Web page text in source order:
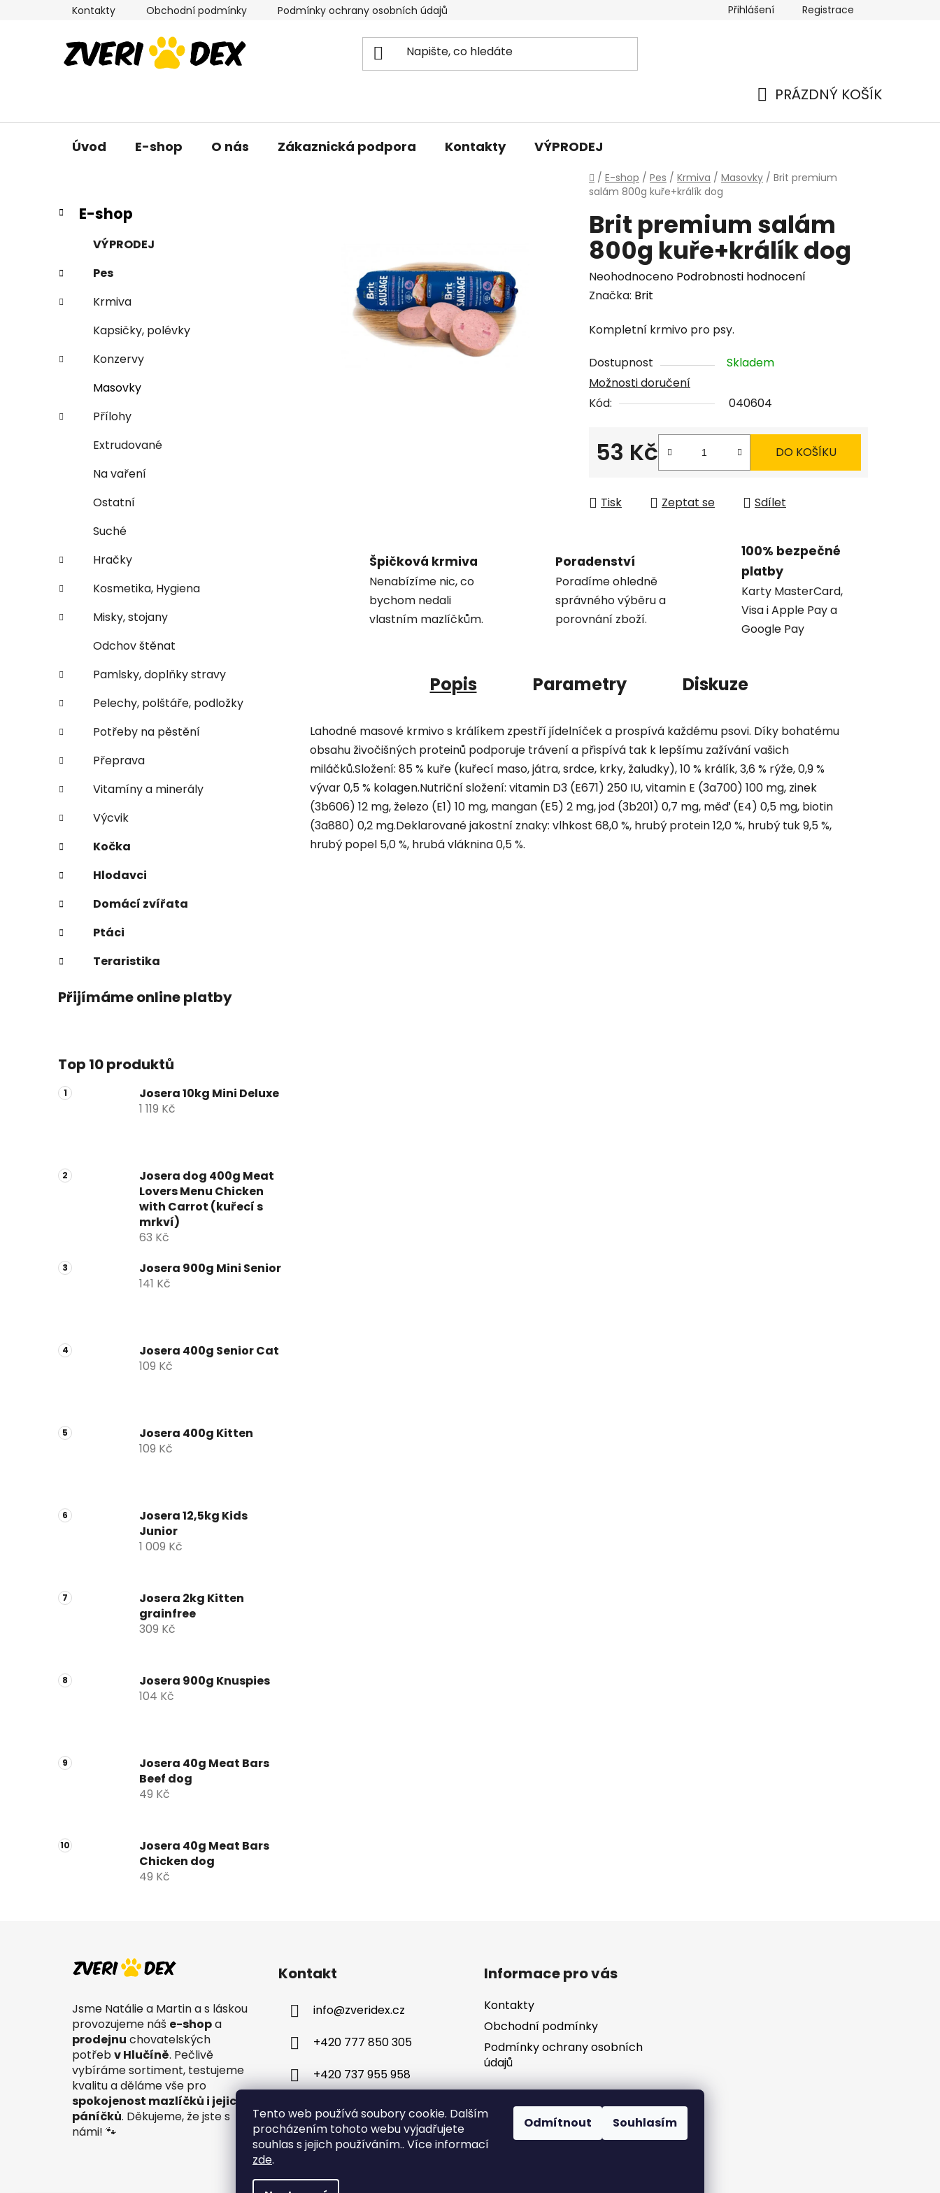
Tento web používá soubory cookie. Dalším
procházením tohoto webu vyjadřujete
souhlas s jejich používáním.. Více informací
zde.
Odmítnout Souhlasím
Kontakty Obchodní podmínky Podmínky ochrany osobních údajů Přihlášení Registrace
PRÁZDNÝ KOŠÍK
Úvod E-shop O nás Zákaznická podpora Kontakty VÝPRODEJ
Domů
/ E-shop / Pes / Krmiva / Masovky / Brit premium
salám 800g kuře+králík dog
P
r
a
í
p
e
Přeskočit
kategorie
K
a
g
o
r
E-shop
VÝPRODEJ
Pes
Krmiva
Kapsičky, polévky
Konzervy
Masovky
Přílohy
Extrudované
Na vaření
Ostatní
Suché
Hračky
Kosmetika, Hygiena
Misky, stojany
Odchov štěnat
Pamlsky, doplňky stravy
Pelechy, polštáře, podložky
Potřeby na pěstění
Přeprava
Vitamíny a minerály
Výcvik
Kočka
Hlodavci
Domácí zvířata
Ptáci
Teraristika
Přijímáme online platby
Top 10 produktů
Josera 10kg Mini Deluxe
1 119 Kč
Josera dog 400g Meat
Lovers Menu Chicken
with Carrot (kuřecí s
mrkví)
63 Kč
Josera 900g Mini Senior
141 Kč
Josera 400g Senior Cat
109 Kč
Josera 400g Kitten
109 Kč
Josera 12,5kg Kids
Junior
1 009 Kč
Josera 2kg Kitten
grainfree
309 Kč
Josera 900g Knuspies
104 Kč
Josera 40g Meat Bars
Beef dog
49 Kč
Josera 40g Meat Bars
Chicken dog
49 Kč
Brit premium salám
800g kuře+králík dog
Průměrné
hodnocení
je
z
5
hvězdiček.
Neohodnoceno Podrobnosti hodnocení
Značka: Brit
Kompletní krmivo pro psy.
Dostupnost
Skladem
Možnosti doručení
Kód:
040604
53 Kč
Měrná cena:
DO KOŠÍKU
Tisk Zeptat se Sdílet
Špičková krmiva
Nenabízíme nic, co
bychom nedali
vlastním mazlíčkům.
Poradenství
Poradíme ohledně
správného výběru a
porovnání zboží.
100% bezpečné
platby
Karty MasterCard,
Visa i Apple Pay a
Google Pay
Popis Parametry Diskuze
Lahodné masové krmivo s králíkem zpestří jídelníček a prospívá každému psovi. Díky bohatému
obsahu živočišných proteinů podporuje trávení a přispívá tak k lepšímu zažívání vašich
miláčků.Složení: 85 % kuře (kuřecí maso, játra, srdce, krky, žaludky), 10 % králík, 3,6 % rýže, 0,9 %
vývar 0,5 % kolagen.Nutriční složení: vitamin D3 (E671) 250 IU, vitamin E (3a700) 100 mg, zinek
(3b606) 12 mg, železo (E1) 10 mg, mangan (E5) 2 mg, jod (3b201) 0,7 mg, měď (E4) 0,5 mg, biotin
(3a880) 0,2 mg.Deklarované jakostní znaky: vlhkost 68,0 %, hrubý protein 12,0 %, hrubý tuk 9,5 %,
hrubý popel 5,0 %, hrubá vláknina 0,5 %.
Jsme Natálie a Martin a s láskou
provozujeme náš e-shopa
prodejnu chovatelských
potřebv Hlučíně. Pečlivě
vybíráme sortiment, testujeme
kvalitu a děláme vše pro
spokojenost mazlíčků i jejich
páníčků. Děkujeme, že jste s
námi! 🐾
Kontakt
info@zveridex.cz
+420 777 850 305
+420 737 955 958
Informace pro vás
Kontakty
Obchodní podmínky
Podmínky ochrany osobních
údajů